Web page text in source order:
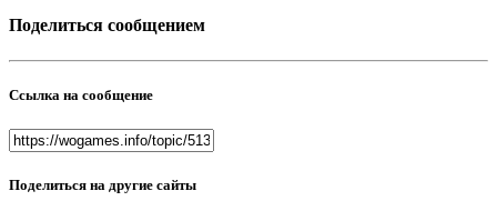
Поделиться сообщением
Ссылка на сообщение
Поделиться на другие сайты